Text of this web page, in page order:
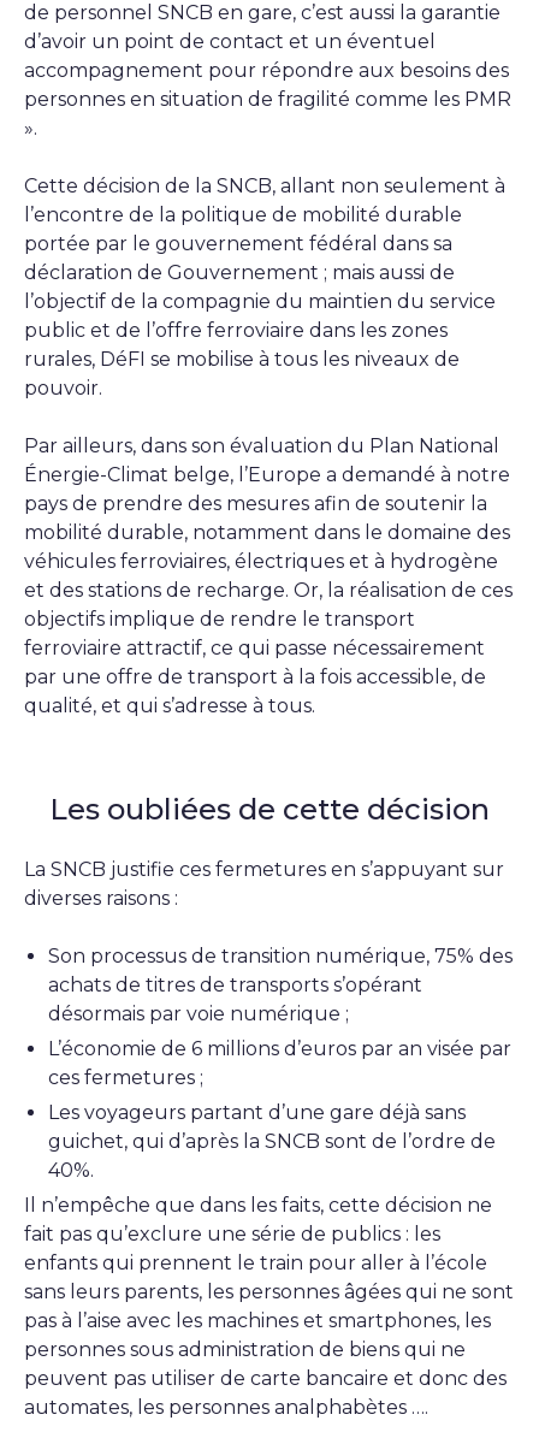
de personnel SNCB en gare, c’est aussi la garantie
d’avoir un point de contact et un éventuel
accompagnement pour répondre aux besoins des
personnes en situation de fragilité comme les PMR
».
Cette décision de la SNCB, allant non seulement à
l’encontre de la politique de mobilité durable
portée par le gouvernement fédéral dans sa
déclaration de Gouvernement ; mais aussi de
l’objectif de la compagnie du maintien du service
public et de l’offre ferroviaire dans les zones
rurales, DéFI se mobilise à tous les niveaux de
pouvoir.
Par ailleurs, dans son évaluation du Plan National
Énergie-Climat belge, l’Europe a demandé à notre
pays de prendre des mesures afin de soutenir la
mobilité durable, notamment dans le domaine des
véhicules ferroviaires, électriques et à hydrogène
et des stations de recharge. Or, la réalisation de ces
objectifs implique de rendre le transport
ferroviaire attractif, ce qui passe nécessairement
par une offre de transport à la fois accessible, de
qualité, et qui s’adresse à tous.
Les oubliées de cette décision
La SNCB justifie ces fermetures en s’appuyant sur
diverses raisons :
Son processus de transition numérique, 75% des
achats de titres de transports s’opérant
désormais par voie numérique ;
L’économie de 6 millions d’euros par an visée par
ces fermetures ;
Les voyageurs partant d’une gare déjà sans
guichet, qui d’après la SNCB sont de l’ordre de
40%.
Il n’empêche que dans les faits, cette décision ne
fait pas qu’exclure une série de publics : les
enfants qui prennent le train pour aller à l’école
sans leurs parents, les personnes âgées qui ne sont
pas à l’aise avec les machines et smartphones, les
personnes sous administration de biens qui ne
peuvent pas utiliser de carte bancaire et donc des
automates, les personnes analphabètes ….